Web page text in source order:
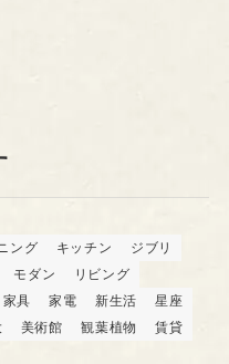
ング キッチン
ジブリ
モダン
リビング
家具 家電 新生活
星座
美術館 観葉植物
賃貸